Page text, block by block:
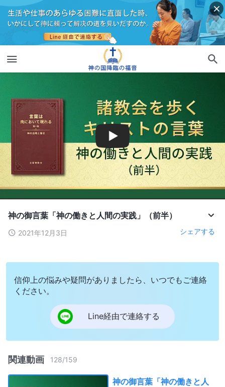
神の御言葉「神の働きと人間の実践」（前半）
2021年12月3日 シェアする
信仰上の悩みや疑問がありましたら、いつでもご連絡
ください。
Line経由で連絡する
関連動画 128/159
神の御言葉「神の働きと人